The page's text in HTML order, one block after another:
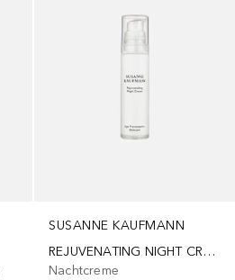
SUSANNE KAUFMANN
REJUVENATING NIGHT CREAM
Nachtcreme